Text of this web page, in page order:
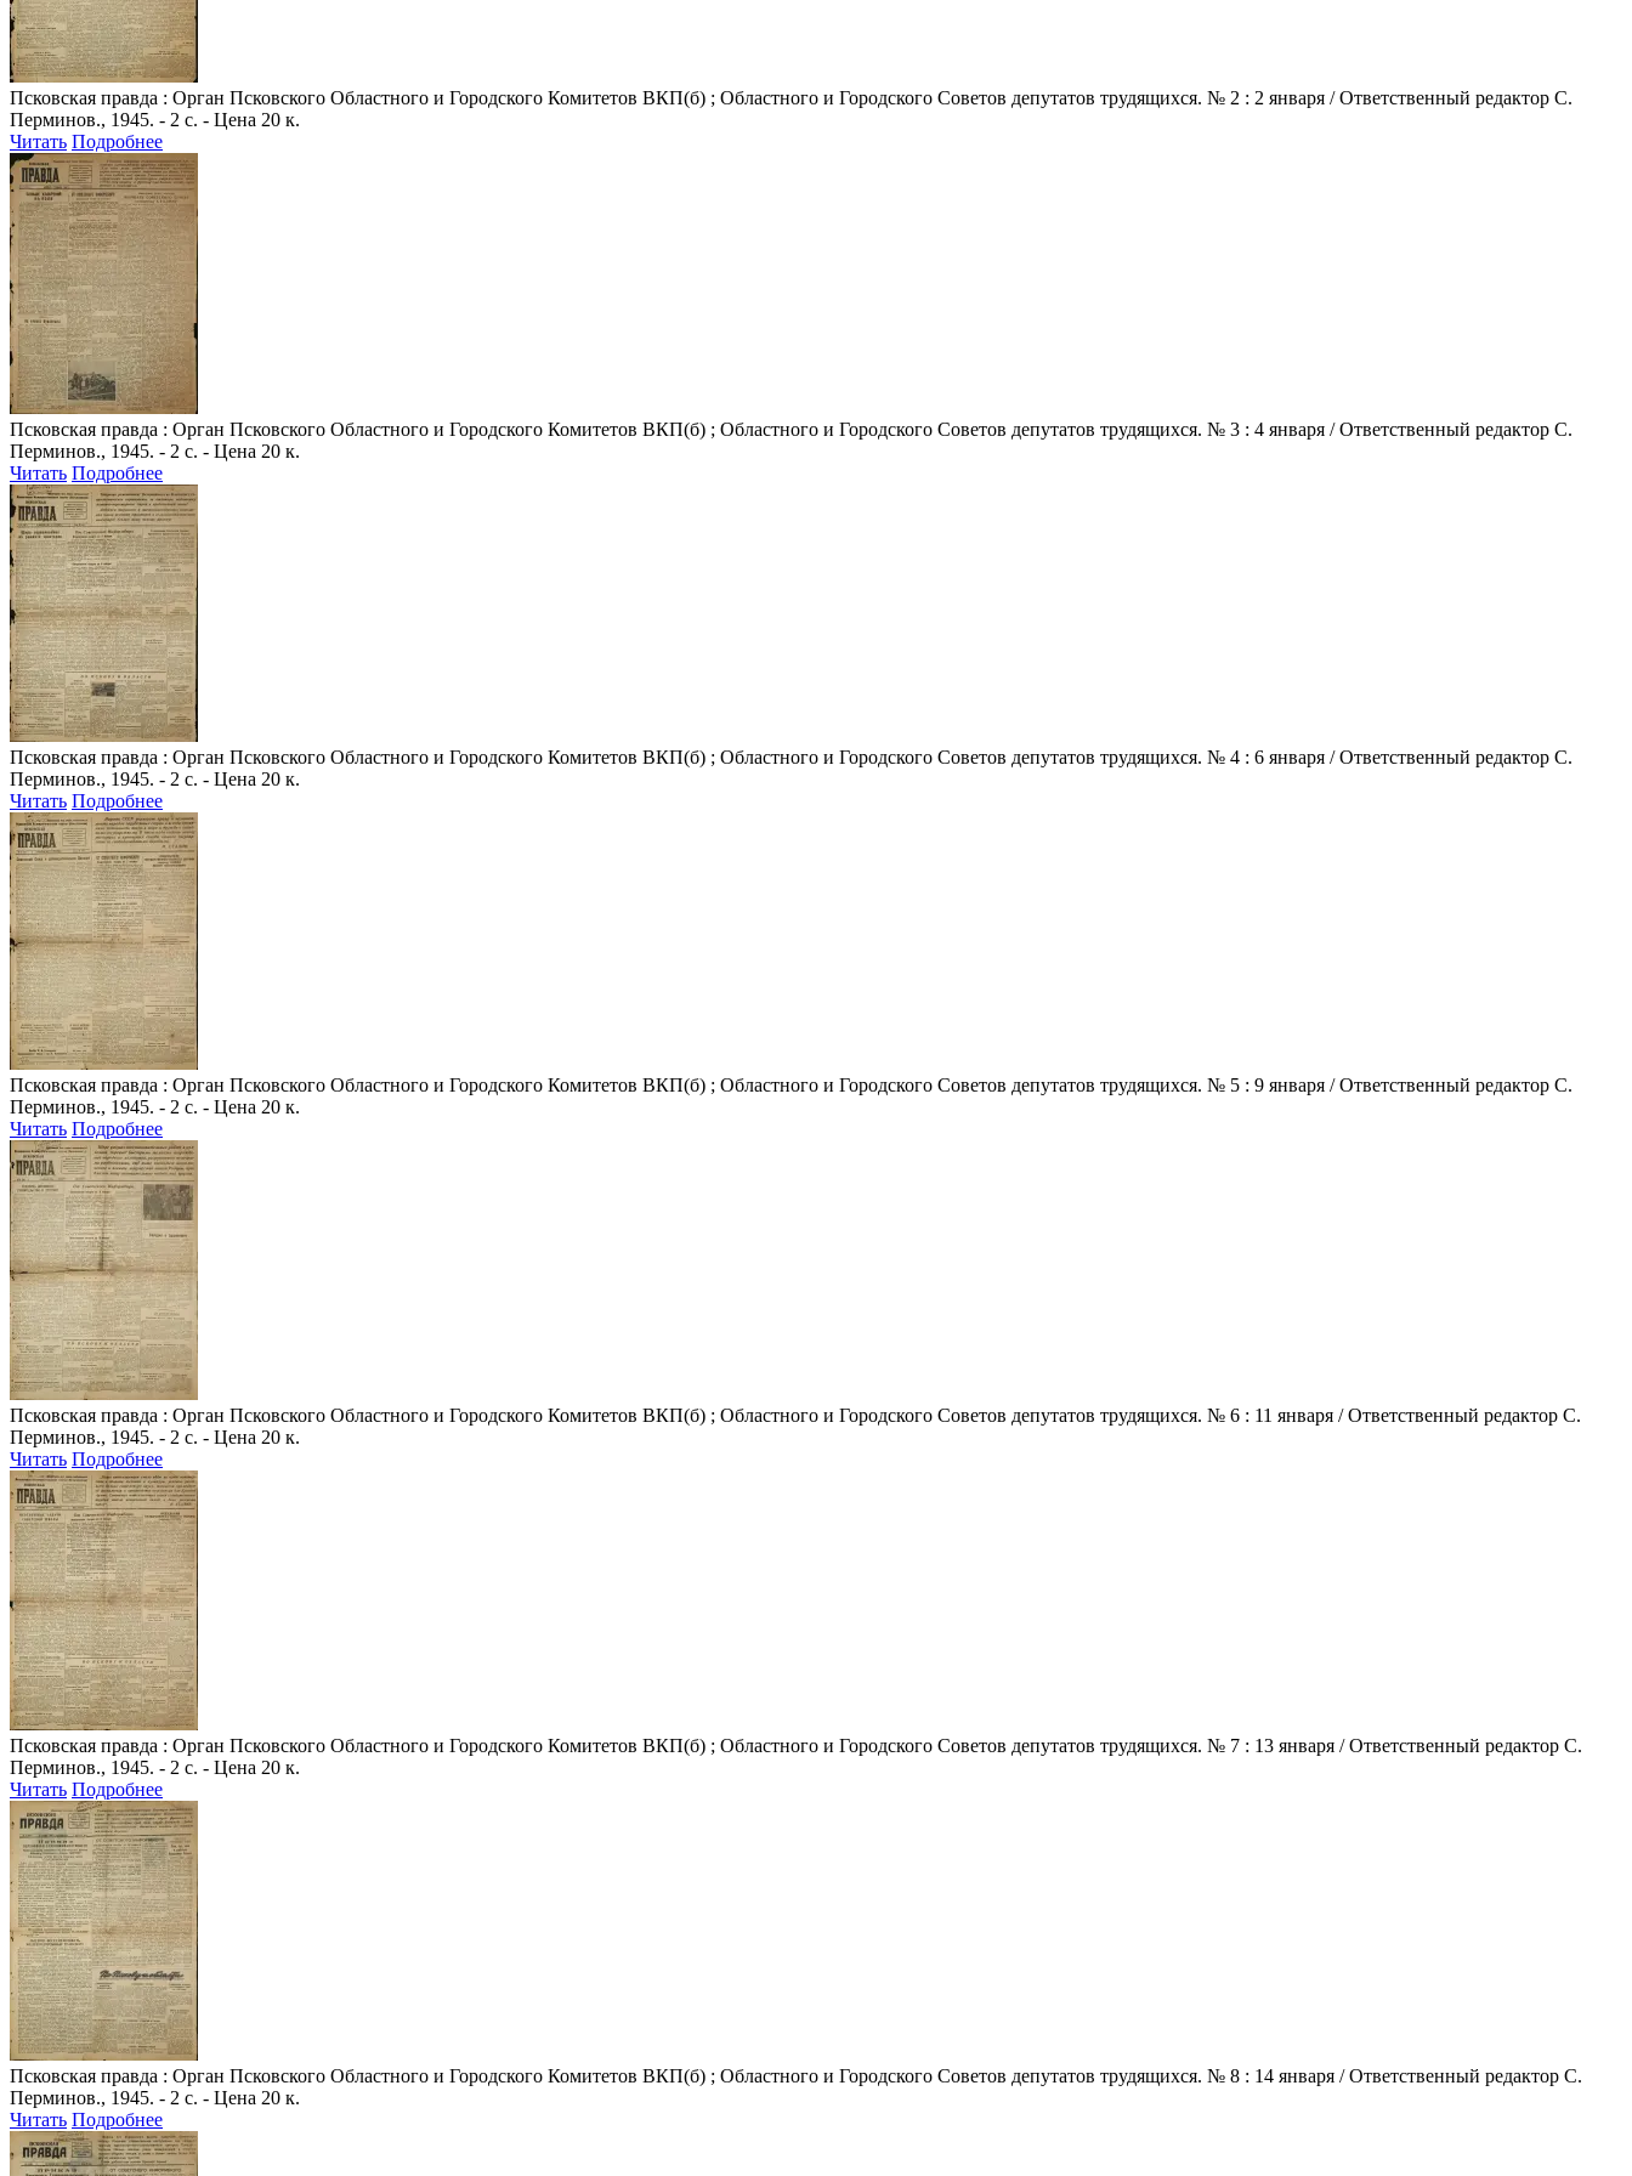
Псковская правда : Орган Псковского Областного и Городского Комитетов ВКП(б) ; Областного и Городского Советов депутатов трудящихся. № 2 : 2 января / Ответственный редактор С.
Перминов., 1945. - 2 с. - Цена 20 к.
Читать Подробнее
Псковская правда : Орган Псковского Областного и Городского Комитетов ВКП(б) ; Областного и Городского Советов депутатов трудящихся. № 3 : 4 января / Ответственный редактор С.
Перминов., 1945. - 2 с. - Цена 20 к.
Читать Подробнее
Псковская правда : Орган Псковского Областного и Городского Комитетов ВКП(б) ; Областного и Городского Советов депутатов трудящихся. № 4 : 6 января / Ответственный редактор С.
Перминов., 1945. - 2 с. - Цена 20 к.
Читать Подробнее
Псковская правда : Орган Псковского Областного и Городского Комитетов ВКП(б) ; Областного и Городского Советов депутатов трудящихся. № 5 : 9 января / Ответственный редактор С.
Перминов., 1945. - 2 с. - Цена 20 к.
Читать Подробнее
Псковская правда : Орган Псковского Областного и Городского Комитетов ВКП(б) ; Областного и Городского Советов депутатов трудящихся. № 6 : 11 января / Ответственный редактор С.
Перминов., 1945. - 2 с. - Цена 20 к.
Читать Подробнее
Псковская правда : Орган Псковского Областного и Городского Комитетов ВКП(б) ; Областного и Городского Советов депутатов трудящихся. № 7 : 13 января / Ответственный редактор С.
Перминов., 1945. - 2 с. - Цена 20 к.
Читать Подробнее
Псковская правда : Орган Псковского Областного и Городского Комитетов ВКП(б) ; Областного и Городского Советов депутатов трудящихся. № 8 : 14 января / Ответственный редактор С.
Перминов., 1945. - 2 с. - Цена 20 к.
Читать Подробнее